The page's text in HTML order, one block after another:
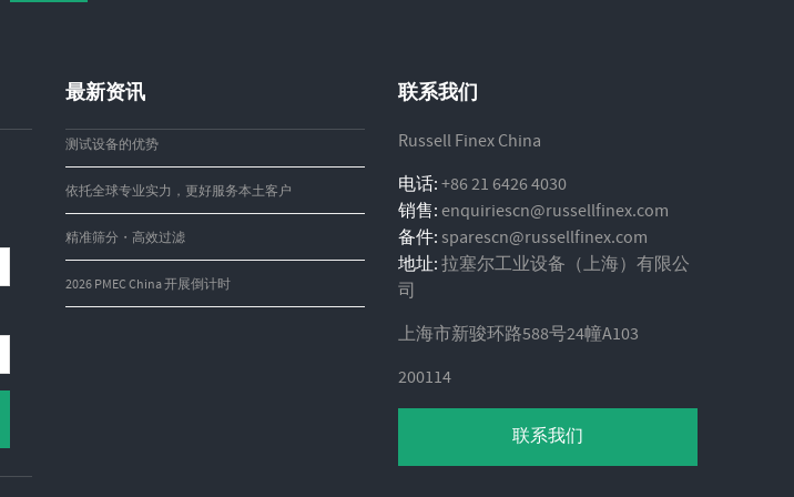
最新资讯
测试设备的优势
依托全球专业实力，更好服务本土客户
精准筛分・高效过滤
2026 PMEC China 开展倒计时
联系我们
Russell Finex China
电话:+86 21 6426 4030
销售:enquiriescn@russellfinex.com
备件:sparescn@russellfinex.com
地址:拉塞尔工业设备（上海）有限公
司
上海市新骏环路588号24幢A103
200114
联系我们